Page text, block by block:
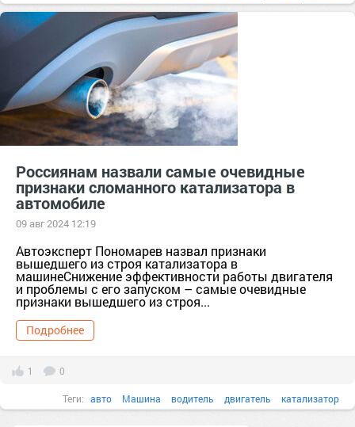
покупка авто
Россиянам назвали самые очевидные
признаки сломанного катализатора в
автомобиле
09 авг 2024 12:19
Автоэксперт Пономарев назвал признаки
вышедшего из строя катализатора в
машинеСнижение эффективности работы двигателя
и проблемы с его запуском – самые очевидные
признаки вышедшего из строя...
Подробнее
1 0
Теги: авто Машина водитель двигатель катализатор